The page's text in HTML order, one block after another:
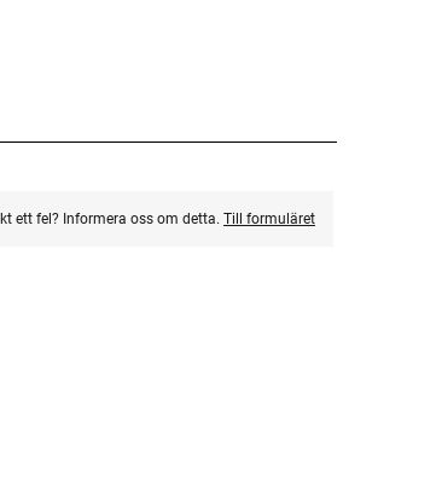
ett fel? Informera oss om detta. Till formuläret